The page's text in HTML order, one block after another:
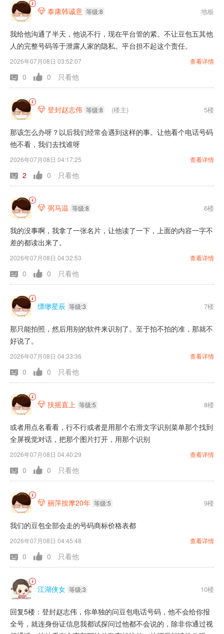
 泰康韩诚意 等级:8 地板
我给他沟通了半天，他说不行，现在平台管的紧。不让豆包五其他
人的完整号码等于泄露人家的隐私。平台担不起这个责任。
2026年07月08日 03:52:07 查看详情
0 0 只看他
 登封赵志伟 等级:8 (楼主) 5楼
那该怎么办呀？以后我们经常会遇到这样的事。让他看个电话号码
他不看，我们去找谁呀
2026年07月08日 04:17:25 查看详情
2 0 只看他
 弼马温 等级:8 6楼
我的没事啊，我拿了一张名片，让他读了一下，上面的内容一字不
差的都读出来了。
2026年07月08日 04:32:53 查看详情
0 0 只看他
缥缈星辰 等级:3 7楼
那只能拍照，然后用别的软件来识别了。至于拍不拍的准，那就不
好说了。
2026年07月08日 04:33:36 查看详情
0 0 只看他
 扶摇直上 等级:5 8楼
或者用点名看看，行不行或者是用那个右滑文字识别菜单那个找到
全屏视觉对话，把那个图片打开，用那个识别
2026年07月08日 04:40:29 查看详情
0 0 只看他
 丽萍按摩20年 等级:5 9楼
我们的豆包全部会走的号码商标价格表都
2026年07月08日 04:45:48 查看详情
0 0 只看他
江湖侠女 等级:3 10楼
回复5楼：登封赵志伟，你单独的问豆包电话号码，他不会给你报
全号，就连身份证信息我都试探问过他都不会说的，除非你通过视